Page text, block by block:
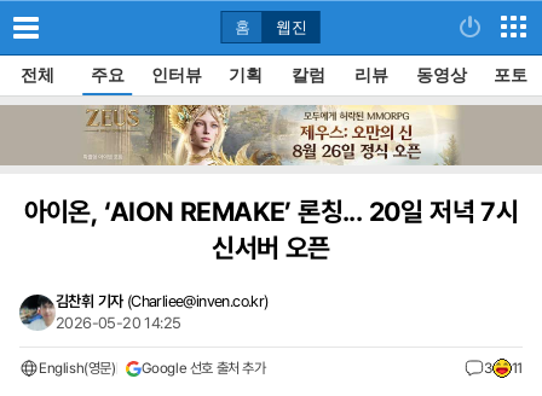
홈 웹진
전체 주요 인터뷰 기획 칼럼 리뷰 동영상 포토
아이온, ‘AION REMAKE’ 론칭... 20일 저녁 7시
신서버 오픈
김찬휘 기자 (Charliee@inven.co.kr)
2026-05-20 14:25
English(영문) Google 선호 출처 추가 3 11